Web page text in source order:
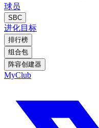
球员
SBC
进化目标
排行榜
组合包
阵容创建器
MyClub